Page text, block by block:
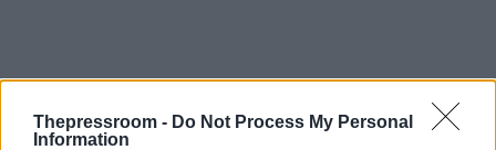
Thepressroom - Do Not Process My Personal
Information